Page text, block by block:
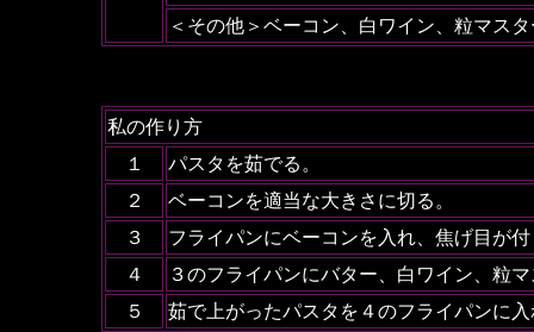
＜その他＞ベーコン、白ワイン、粒マス
私の作り方
１
パスタを茹でる。
２
ベーコンを適当な大きさに切る。
３
フライパンにベーコンを入れ、焦げ目が
４
３のフライパンにバター、白ワイン、粒
５
茹で上がったパスタを４のフライパンに